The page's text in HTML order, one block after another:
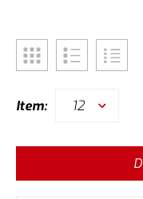
Item: 12